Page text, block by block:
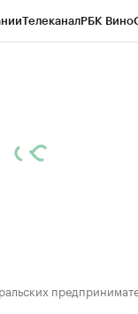
ТелеканалРБК Вино